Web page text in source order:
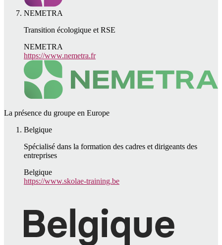
NEMETRA
Transition écologique et RSE
NEMETRA
https://www.nemetra.fr
La présence du groupe en Europe
Belgique
Spécialisé dans la formation des cadres et dirigeants des
entreprises
Belgique
https://www.skolae-training.be